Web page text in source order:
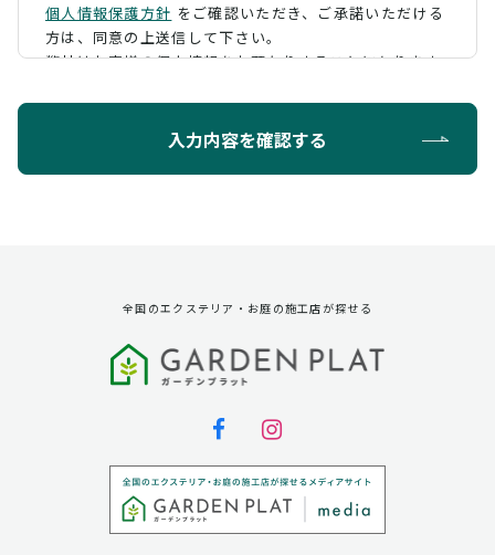
個人情報保護方針 をご確認いただき、 ご承諾いただける
方は、同意の上送信して下さい。
弊社はお客様の個人情報をお預かりすることになります
ように定め、保護に努めております。
第三者への提供
弊社は法律で定められている場合を除いて、お客様の個
個人情報の取扱い業務の委託
弊社は事業運営上、お客様により良いサービスを提供す
るために業務の一部を外部に委託しており、業務委託先
入力内容を確認する
全国のエクステリア・お庭の施工店が探せる